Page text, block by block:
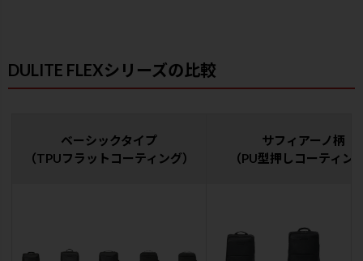
DULITE FLEXシリーズの比較
ベーシックタイプ
（TPUフラットコーティング）
サフィアーノ柄
（PU型押しコーティン